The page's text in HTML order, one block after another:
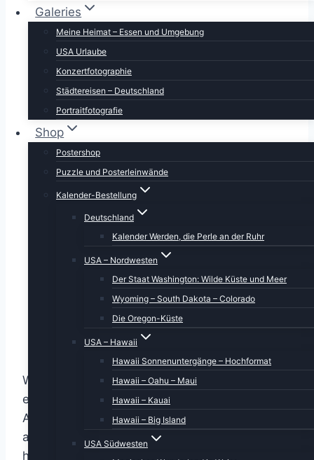
Galeries
Meine Heimat – Essen und Umgebung
USA Urlaube
Konzertfotographie
Städtereisen – Deutschland
Portraitfotografie
Shop
Postershop
Puzzle und Posterleinwände
Kalender-Bestellung
Deutschland
Kalender Werden, die Perle an der Ruhr
USA – Nordwesten
Der Staat Washington: Wilde Küste und Meer
Wyoming – South Dakota – Colorado
Die Oregon-Küste
USA – Hawaii
Hawaii Sonnenuntergänge – Hochformat
Hawaii – Oahu – Maui
Hawaii – Kauai
Hawaii – Big Island
USA Südwesten
Wir gehen jetzt erstmal frühstücken (übrigens
ein sehr reichhaltiges Frühstück mit mehr
Auswahlmöglichkeiten als bei den meisten
anderen Hotels, die wir in diesem Urlaub erlebt
hatten).